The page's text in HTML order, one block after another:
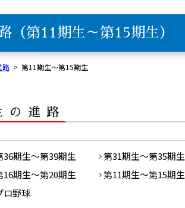
（第11期生～第15期生）
路 > 第11期生～第15期生
の進路
36期生～第39期生 第31期生～第35期生
16期生～第20期生
第11期生～第15期生
ロ野球